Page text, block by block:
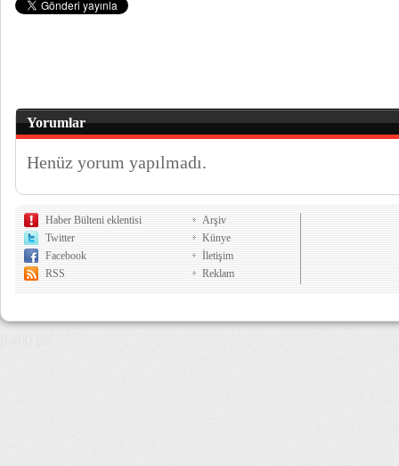
Yorumlar
Henüz yorum yapılmadı.
Haber Bülteni eklentisi
Twitter
Facebook
RSS
Arşiv
Künye
İletişim
Reklam